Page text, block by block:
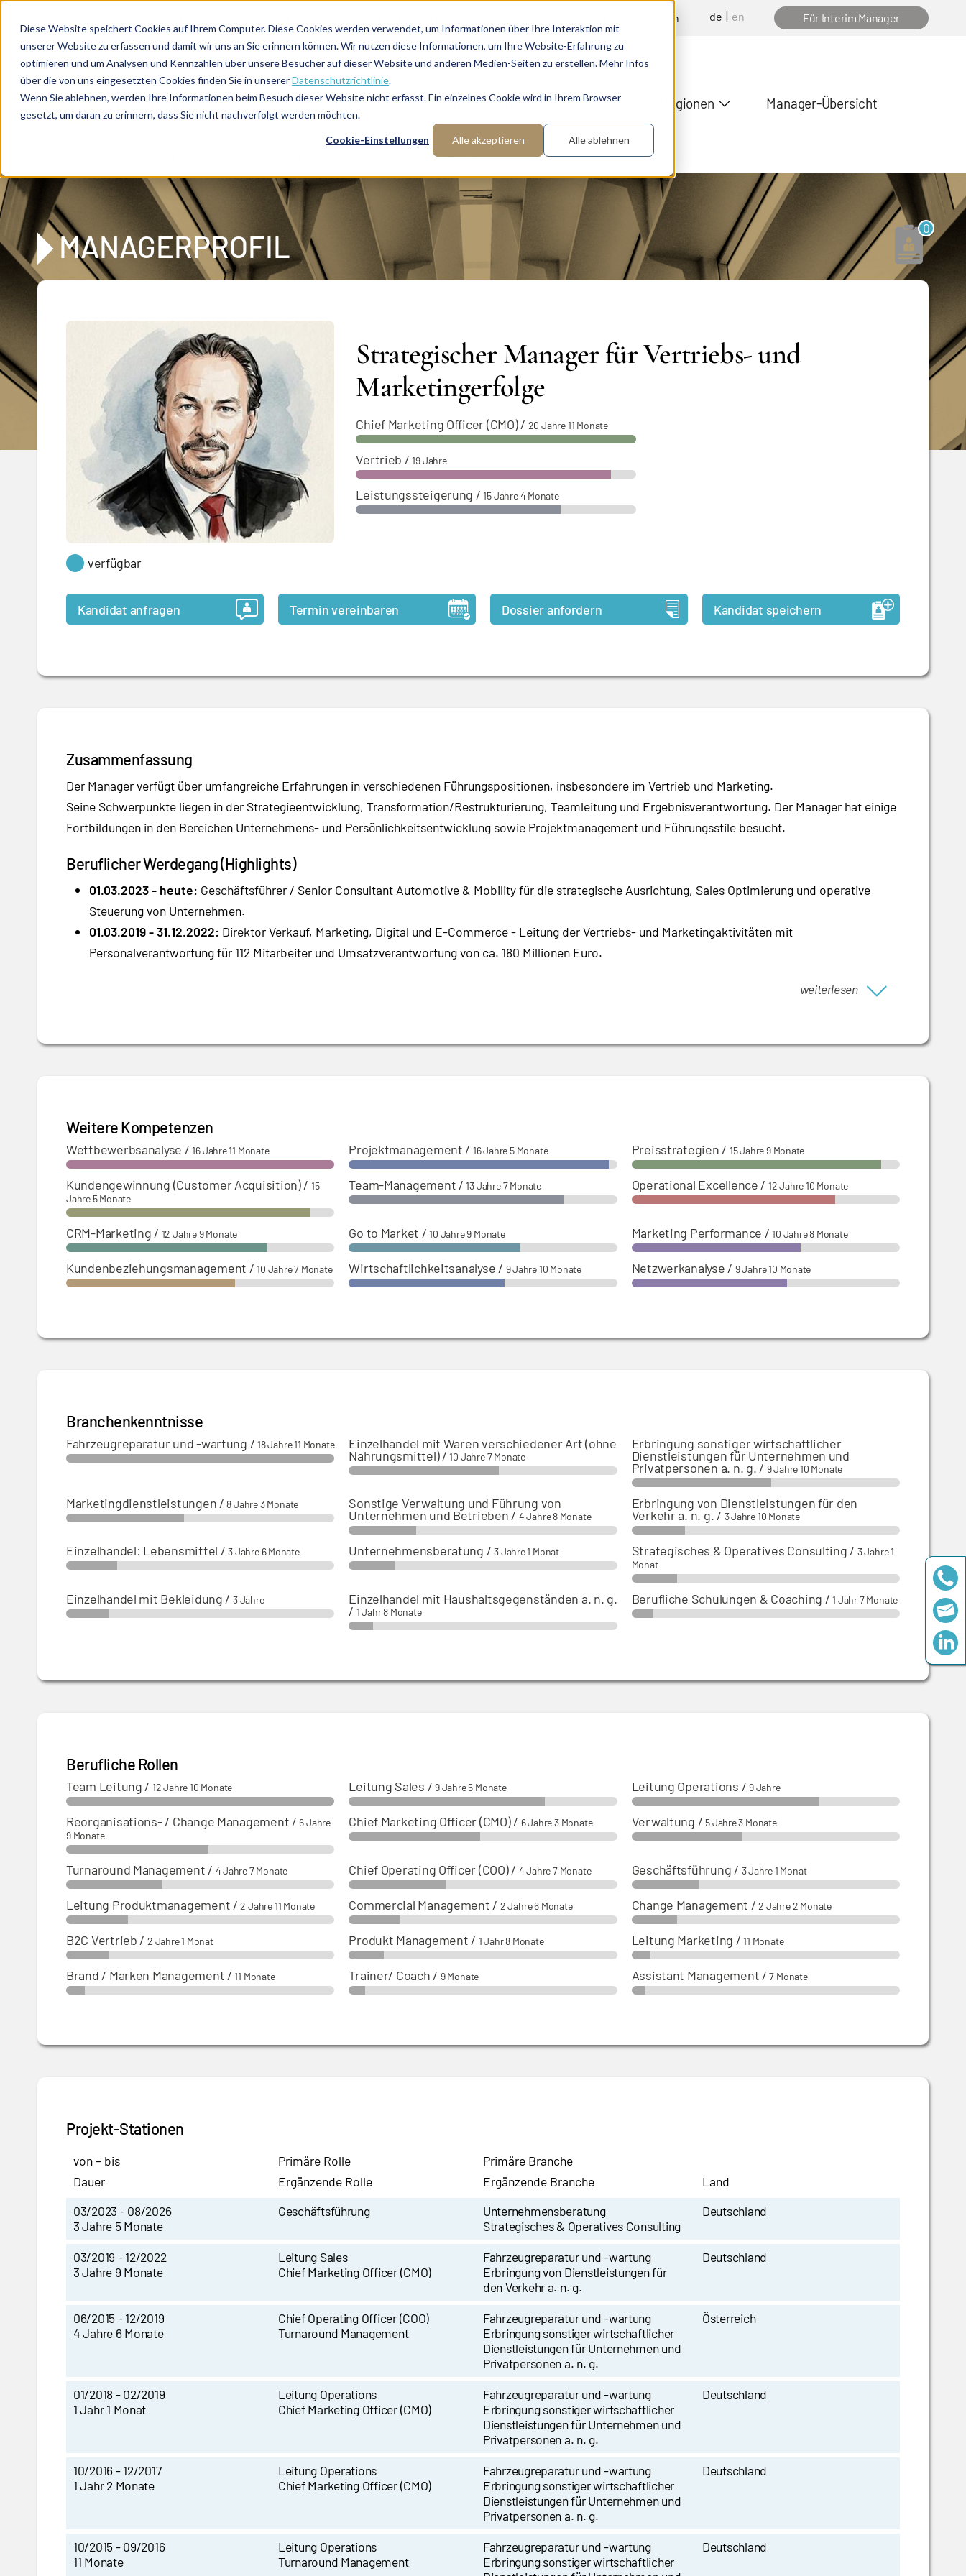
Diese Website speichert Cookies auf Ihrem Computer. Diese Cookies werden verwendet, um Informationen über Ihre Interaktion mit
unserer Website zu erfassen und damit wir uns an Sie erinnern können. Wir nutzen diese Informationen, um Ihre Website-Erfahrung zu
optimieren und um Analysen und Kennzahlen über unsere Besucher auf dieser Website und anderen Medien-Seiten zu erstellen. Mehr Infos
über die von uns eingesetzten Cookies finden Sie in unsererDatenschutzrichtlinie.
Wenn Sie ablehnen, werden Ihre Informationen beim Besuch dieser Website nicht erfasst. Ein einzelnes Cookie wird in Ihrem Browser
gesetzt, um daran zu erinnern, dass Sie nicht nachverfolgt werden möchten.
Cookie-Einstellungen Alle akzeptieren Alle ablehnen
Manager anfragen de en Für Interim Manager
Deutsche
InterimAG Fachbereiche Funktionen Branchen Regionen Manager-Übersicht
Strategischer Manager für Vertriebs- und Marketingerfolge
MANAGERPROFIL 0
verfügbar
Strategischer Manager für Vertriebs- und
Marketingerfolge
Chief Marketing Officer (CMO)/ 20 Jahre 11 Monate
Vertrieb /19 Jahre
Leistungssteigerung /15 Jahre 4 Monate
Kandidat anfragen Termin vereinbaren Dossier anfordern Kandidat speichern
Zusammenfassung
Der Manager verfügt über umfangreiche Erfahrungen in verschiedenen Führungspositionen, insbesondere im Vertrieb und Marketing.
Seine Schwerpunkte liegen in der Strategieentwicklung, Transformation/Restrukturierung, Teamleitung und Ergebnisverantwortung. Der Manager hat einige
Fortbildungen in den Bereichen Unternehmens- und Persönlichkeitsentwicklung sowie Projektmanagement und Führungsstile besucht.
Beruflicher Werdegang (Highlights)
01.03.2023 - heute: Geschäftsführer / Senior Consultant Automotive & Mobility für die strategische Ausrichtung, Sales Optimierung und operative
Steuerung von Unternehmen.
01.03.2019 - 31.12.2022: Direktor Verkauf, Marketing, Digital und E-Commerce - Leitung der Vertriebs- und Marketingaktivitäten mit
Personalverantwortung für 112 Mitarbeiter und Umsatzverantwortung von ca. 180 Millionen Euro.
weiterlesen
Weitere Kompetenzen
Wettbewerbsanalyse /16 Jahre 11 Monate Projektmanagement / 16 Jahre 5 Monate Preisstrategien / 15 Jahre 9 Monate
Kundengewinnung (Customer Acquisition)/ 15
Jahre 5 Monate
Team-Management /13 Jahre 7 Monate Operational Excellence / 12 Jahre 10 Monate
CRM-Marketing / 12 Jahre 9 Monate Go to Market /10 Jahre 9 Monate Marketing Performance /10 Jahre 8 Monate
Kundenbeziehungsmanagement /10 Jahre 7 Monate Wirtschaftlichkeitsanalyse / 9 Jahre 10 Monate Netzwerkanalyse / 9 Jahre 10 Monate
Branchenkenntnisse
Fahrzeugreparatur und -wartung /18 Jahre 11 Monate Einzelhandel mit Waren verschiedener Art (ohne
Nahrungsmittel)/10 Jahre 7 Monate
Erbringung sonstiger wirtschaftlicher
Dienstleistungen für Unternehmen und
Privatpersonen a. n. g. / 9 Jahre 10 Monate
Marketingdienstleistungen /8 Jahre 3 Monate Sonstige Verwaltung und Führung von
Unternehmen und Betrieben / 4 Jahre 8 Monate
Erbringung von Dienstleistungen für den
Verkehr a. n. g. / 3 Jahre 10 Monate
Einzelhandel: Lebensmittel /3 Jahre 6 Monate Unternehmensberatung /3 Jahre 1 Monat Strategisches & Operatives Consulting / 3 Jahre 1
Monat
Einzelhandel mit Bekleidung / 3 Jahre Einzelhandel mit Haushaltsgegenständen a. n. g.
/ 1 Jahr 8 Monate
Berufliche Schulungen & Coaching /1 Jahr 7 Monate
Berufliche Rollen
Team Leitung / 12 Jahre 10 Monate Leitung Sales /9 Jahre 5 Monate Leitung Operations / 9 Jahre
Reorganisations- / Change Management / 6 Jahre
9 Monate
Chief Marketing Officer (CMO)/ 6 Jahre 3 Monate Verwaltung / 5 Jahre 3 Monate
Turnaround Management / 4 Jahre 7 Monate Chief Operating Officer (COO)/ 4 Jahre 7 Monate Geschäftsführung / 3 Jahre 1 Monat
Leitung Produktmanagement /2 Jahre 11 Monate Commercial Management / 2 Jahre 6 Monate Change Management /2 Jahre 2 Monate
B2C Vertrieb / 2 Jahre 1 Monat Produkt Management / 1 Jahr 8 Monate Leitung Marketing /11 Monate
Brand / Marken Management /11 Monate Trainer/ Coach / 9 Monate Assistant Management /7 Monate
Projekt-Stationen
von – bis
Dauer
Primäre Rolle
Ergänzende Rolle
Primäre Branche
Ergänzende Branche
Land
03/2023 - 08/2026
3 Jahre 5 Monate
Geschäftsführung
Unternehmensberatung
Strategisches & Operatives Consulting
Deutschland
03/2019 - 12/2022
3 Jahre 9 Monate
Leitung Sales
Chief Marketing Officer (CMO)
Fahrzeugreparatur und -wartung
Erbringung von Dienstleistungen für
den Verkehr a. n. g.
Deutschland
06/2015 - 12/2019
4 Jahre 6 Monate
Chief Operating Officer (COO)
Turnaround Management
Fahrzeugreparatur und -wartung
Erbringung sonstiger wirtschaftlicher
Dienstleistungen für Unternehmen und
Privatpersonen a. n. g.
Österreich
01/2018 - 02/2019
1 Jahr 1 Monat
Leitung Operations
Chief Marketing Officer (CMO)
Fahrzeugreparatur und -wartung
Erbringung sonstiger wirtschaftlicher
Dienstleistungen für Unternehmen und
Privatpersonen a. n. g.
Deutschland
10/2016 - 12/2017
1 Jahr 2 Monate
Leitung Operations
Chief Marketing Officer (CMO)
Fahrzeugreparatur und -wartung
Erbringung sonstiger wirtschaftlicher
Dienstleistungen für Unternehmen und
Privatpersonen a. n. g.
Deutschland
10/2015 - 09/2016
11 Monate
Leitung Operations
Turnaround Management
Fahrzeugreparatur und -wartung
Erbringung sonstiger wirtschaftlicher
Deutschland